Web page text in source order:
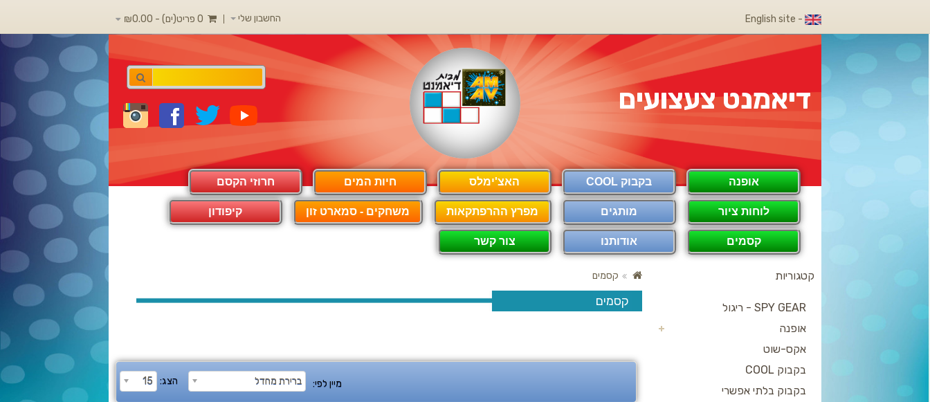
- English site החשבון שלי
דיאמנט צעצועים
אופנה בקבוק COOL האצ'ימלס חיות המים חרוזי הקסם
לוחות ציור מותגים מפרץ ההרפתקאות משחקים - סמארט זון קיפודון
קסמים אודותנו צור קשר
קטגוריות
SPY GEAR - ריגול
אופנה
אקס-שוט
בקבוק COOL
בקבוק בלתי אפשרי
קסמים
קסמים
מיין לפי: ברירת מחדל הצג: 15